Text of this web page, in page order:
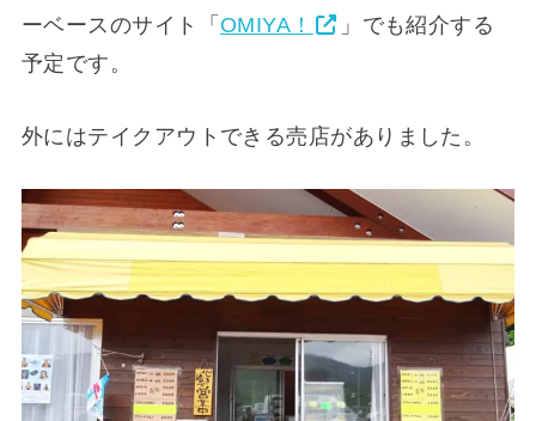
ーベースのサイト「 OMIYA！
」でも紹介する
予定です。
外にはテイクアウトできる売店がありました。